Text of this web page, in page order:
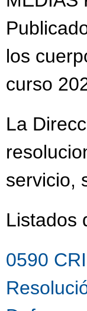
los
curso
La
servicio,
Listados
0590